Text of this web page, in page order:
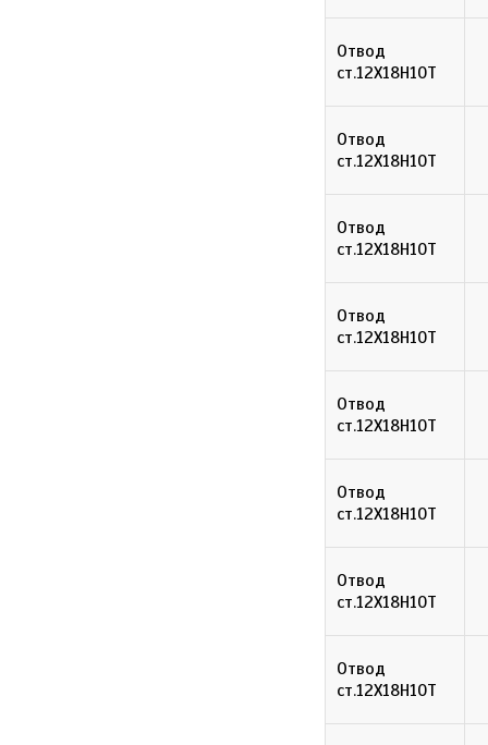
Отвод
ст.12Х18Н10Т
Отвод
ст.12Х18Н10Т
Отвод
ст.12Х18Н10Т
Отвод
ст.12Х18Н10Т
Отвод
ст.12Х18Н10Т
Отвод
ст.12Х18Н10Т
Отвод
ст.12Х18Н10Т
Отвод
ст.12Х18Н10Т